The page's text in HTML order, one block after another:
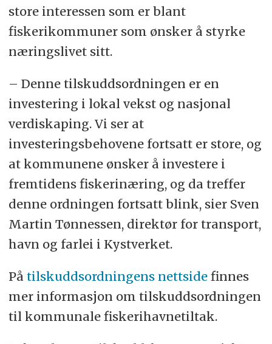
store interessen som er blant
fiskerikommuner som ønsker å styrke
næringslivet sitt.
– Denne tilskuddsordningen er en
investering i lokal vekst og nasjonal
verdiskaping. Vi ser at
investeringsbehovene fortsatt er store, og
at kommunene ønsker å investere i
fremtidens fiskerinæring, og da treffer
denne ordningen fortsatt blink, sier Sven
Martin Tønnessen, direktør for transport,
havn og farlei i Kystverket.
På tilskuddsordningens nettside finnes
mer informasjon om tilskuddsordningen
til kommunale fiskerihavnetiltak.